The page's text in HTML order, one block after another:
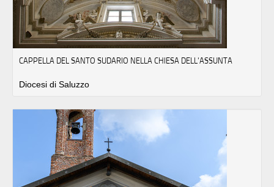
CAPPELLA DEL SANTO SUDARIO NELLA CHIESA DELL'ASSUNTA
Diocesi di Saluzzo